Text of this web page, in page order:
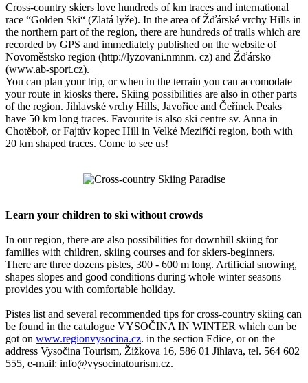
Cross-country skiers love hundreds of km traces and international
race “Golden Ski“ (Zlatá lyže). In the area of Žďárské vrchy Hills in
the northern part of the region, there are hundreds of trails which are
recorded by GPS and immediately published on the website of
Novoměstsko region (http://lyzovani.nmnm. cz) and Žďársko
(www.ab-sport.cz).
You can plan your trip, or when in the terrain you can accomodate
your route in kiosks there. Skiing possibilities are also in other parts
of the region. Jihlavské vrchy Hills, Javořice and Čeřínek Peaks
have 50 km long traces. Favourite is also ski centre sv. Anna in
Chotěboř, or Fajtův kopec Hill in Velké Meziříčí region, both with
20 km shaped traces. Come to see us!
Learn your children to ski without crowds
In our region, there are also possibilities for downhill skiing for
families with children, skiing courses and for skiers-beginners.
There are three dozens pistes, 300 - 600 m long. Artificial snowing,
shapes slopes and good conditions during whole winter seasons
provides you with comfortable holiday.
Pistes list and several recommended tips for cross-country skiing can
be found in the catalogue VYSOČINA IN WINTER which can be
got on www.regionvysocina.cz. in the section Edice, or on the
address Vysočina Tourism, Žižkova 16, 586 01 Jihlava, tel. 564 602
555, e-mail: info@vysocinatourism.cz.